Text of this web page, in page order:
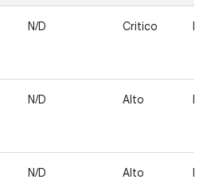
N/D Critico
N/D Alto
N/D Alto